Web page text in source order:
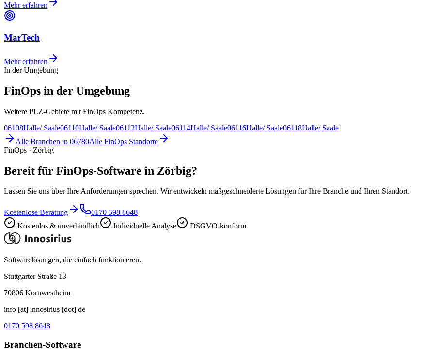
Mehr erfahren
MarTech
Mehr erfahren
In der Umgebung
FinOps in der Umgebung
Weitere PLZ-Gebiete mit FinOps Kompetenz.
06108Halle/ Saale06110Halle/ Saale06112Halle/ Saale06114Halle/ Saale06116Halle/ Saale06118Halle/ Saale
Alle Branchen in 06780Alle FinOps Standorte
FinOps · Zörbig
Bereit für FinOps-Software in Zörbig?
Lassen Sie uns über Ihre Anforderungen sprechen. Wir entwickeln maßgeschneiderte Lösungen für Ihre Branche und Ihren Standort.
Kostenlose Beratung
0170 598 8648
Kostenlos & unverbindlich
Individuelle Analyse DSGVO-konform
Softwarelösungen, die einfach funktionieren.
Stuttgarter Straße 13
70806 Kornwestheim
info [at] innosirius [dot] de
0170 598 8648
Branchen-Software